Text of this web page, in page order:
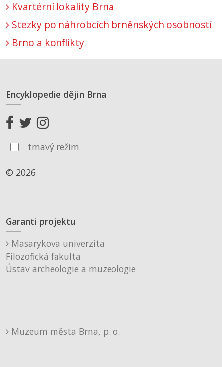
Kvartérní lokality Brna
Stezky po náhrobcích brněnských osobností
Brno a konflikty
Encyklopedie dějin Brna
tmavý režim
© 2026
Garanti projektu
Masarykova univerzita
Filozofická fakulta
Ústav archeologie a muzeologie
Muzeum města Brna, p. o.